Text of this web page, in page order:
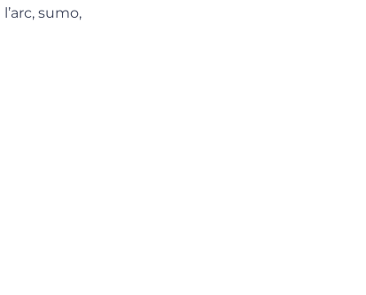
sumo,